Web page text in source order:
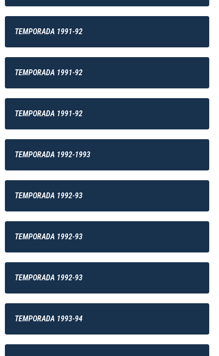
TEMPORADA 1991-92
TEMPORADA 1991-92
TEMPORADA 1991-92
TEMPORADA 1992-1993
TEMPORADA 1992-93
TEMPORADA 1992-93
TEMPORADA 1992-93
TEMPORADA 1993-94